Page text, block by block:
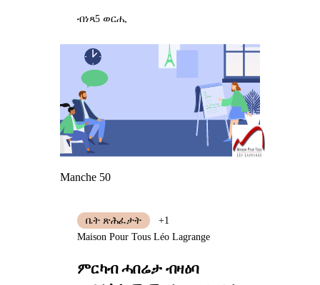
ብነጻ5 ወርሒ
Manche 50
ምርካብ ሓበሬታ ብዛዕባ
ቤት ጽሕፈታት
+1
Maison Pour Tous Léo Lagrange